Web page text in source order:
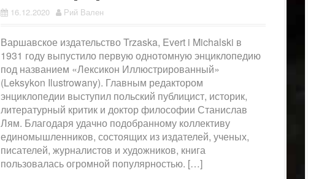
16.12.2020 Рий Вален
Варшавское издательство Trzaska, Evert i Michalski в
1931 году выпустило первую однотомную энциклопедию
под названием «Лексикон Иллюстрированный»
(Leksykon Ilustrowany). Главным редактором
энциклопедии выступил польский публицист, историк,
литературный критик и доктор философии Станислав
Лям. Благодаря удачно подобранному коллективу
единомышленников, состоящих из издателей, ученых,
писателей, журналистов и художников, книга
пользовалась огромной популярностью. […]